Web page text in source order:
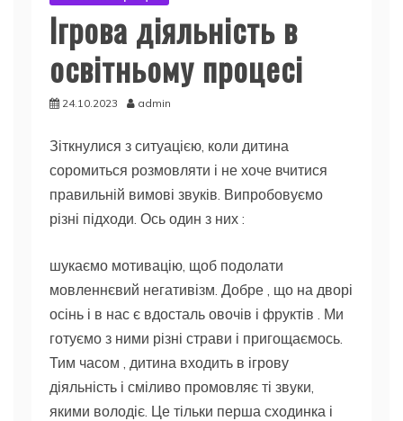
Ігрова діяльність в
освітньому процесі
24.10.2023 admin
Зіткнулися з ситуацією, коли дитина
соромиться розмовляти і не хоче вчитися
правильній вимові звуків. Випробовуємо
різні підходи. Ось один з них :
шукаємо мотивацію, щоб подолати
мовленнєвий негативізм. Добре , що на дворі
осінь і в нас є вдосталь овочів і фруктів . Ми
готуємо з ними різні страви і пригощаємось.
Тим часом , дитина входить в ігрову
діяльність і сміливо промовляє ті звуки,
якими володіє. Це тільки перша сходинка і